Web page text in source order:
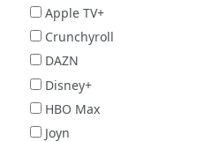
Apple TV+
Crunchyroll
DAZN
Disney+
HBO Max
Joyn